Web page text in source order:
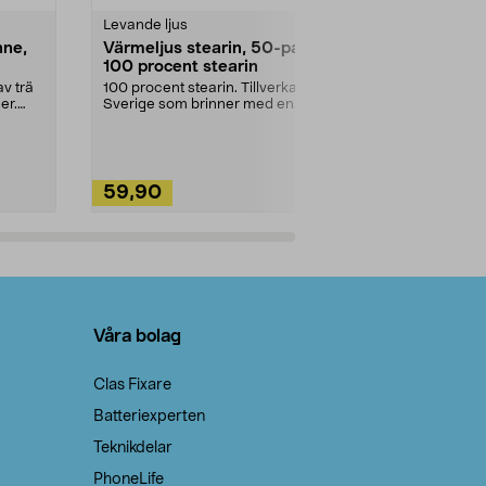
trä
Levande ljus
Värmeljus stearin, 50-pack,
100 procent stearin
100 procent stearin. Tillverkade i
Sverige som brinner med en
59,90
Våra bolag
Clas Fixare
Batteriexperten
Teknikdelar
PhoneLife